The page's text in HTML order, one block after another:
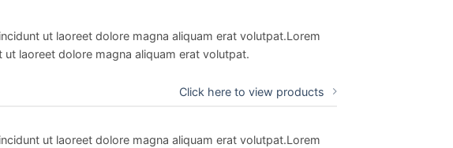
ut laoreet dolore magna aliquam erat volutpat.Lorem
laoreet dolore magna aliquam erat volutpat.
Click here to view products
ut laoreet dolore magna aliquam erat volutpat.Lorem